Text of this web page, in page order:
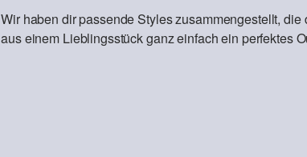
Wir haben dir passende Styles zusammengestellt,
aus einem Lieblingsstück ganz einfach ein perfektes